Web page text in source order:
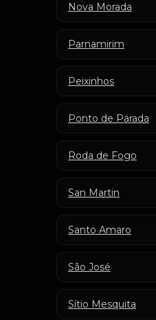
Nova Morada
Parnamirim
Peixinhos
Ponto de Parada
Roda de Fogo
San Martin
Santo Amaro
São José
Sítio Mesquita